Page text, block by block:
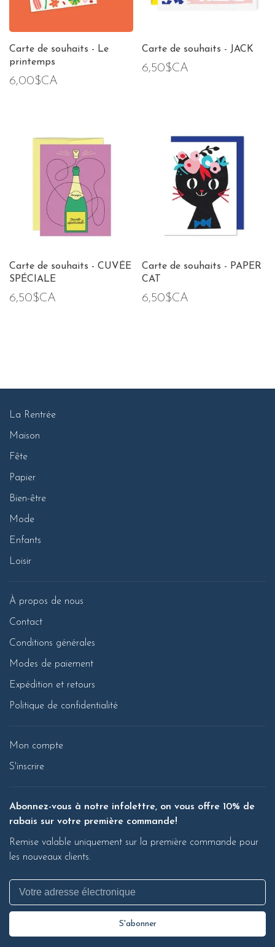
Carte de souhaits - Le
printemps
6,00$CA
Carte de souhaits - JACK
6,50$CA
Carte de souhaits - CUVÉE
SPÉCIALE
6,50$CA
Carte de souhaits - PAPER
CAT
6,50$CA
La Rentrée
Maison
Fête
Papier
Bien-être
Mode
Enfants
Loisir
À propos de nous
Contact
Conditions générales
Modes de paiement
Expédition et retours
Politique de confidentialité
Mon compte
S'inscrire
Abonnez-vous à notre infolettre, on vous offre 10% de
rabais sur votre première commande!
Remise valable uniquement sur la première commande pour
les nouveaux clients.
S'abonner